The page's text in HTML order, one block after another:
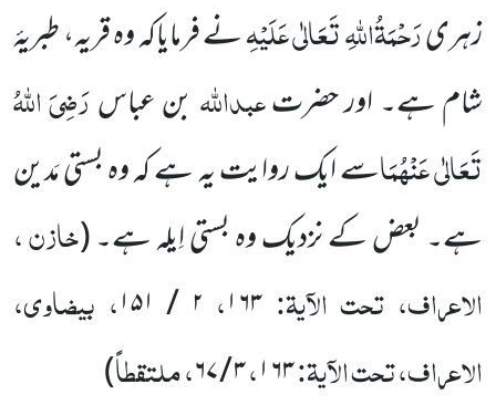
زہریرَحْمَۃُاللہِ تَعَالٰی عَلَیْہِنے فرمایاکہ وہ قریہ، طبریۂ
شام ہے۔ اور حضرتعبداللہ بن عباسرَضِیَ اللہُ
تَعَالٰی عَنْہُمَاسےایک روایت یہ ہے کہ وہ بستی مَدین
ہے۔ بعض کے نزدیک وہ بستی اِیلہ ہے۔(خازن ،
الاعراف، تحت الآیۃ: ۱۶۳، ۲ / ۱۵۱، بیضاوی،
الاعراف، تحت الآیۃ:۱۶۳،۳/۶۷، ملتقطاً)